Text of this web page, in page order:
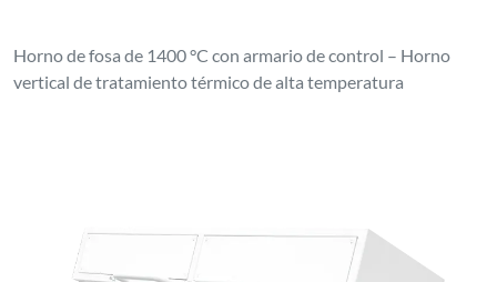
Horno de fosa de 1400 °C con armario de control – Horno
vertical de tratamiento térmico de alta temperatura